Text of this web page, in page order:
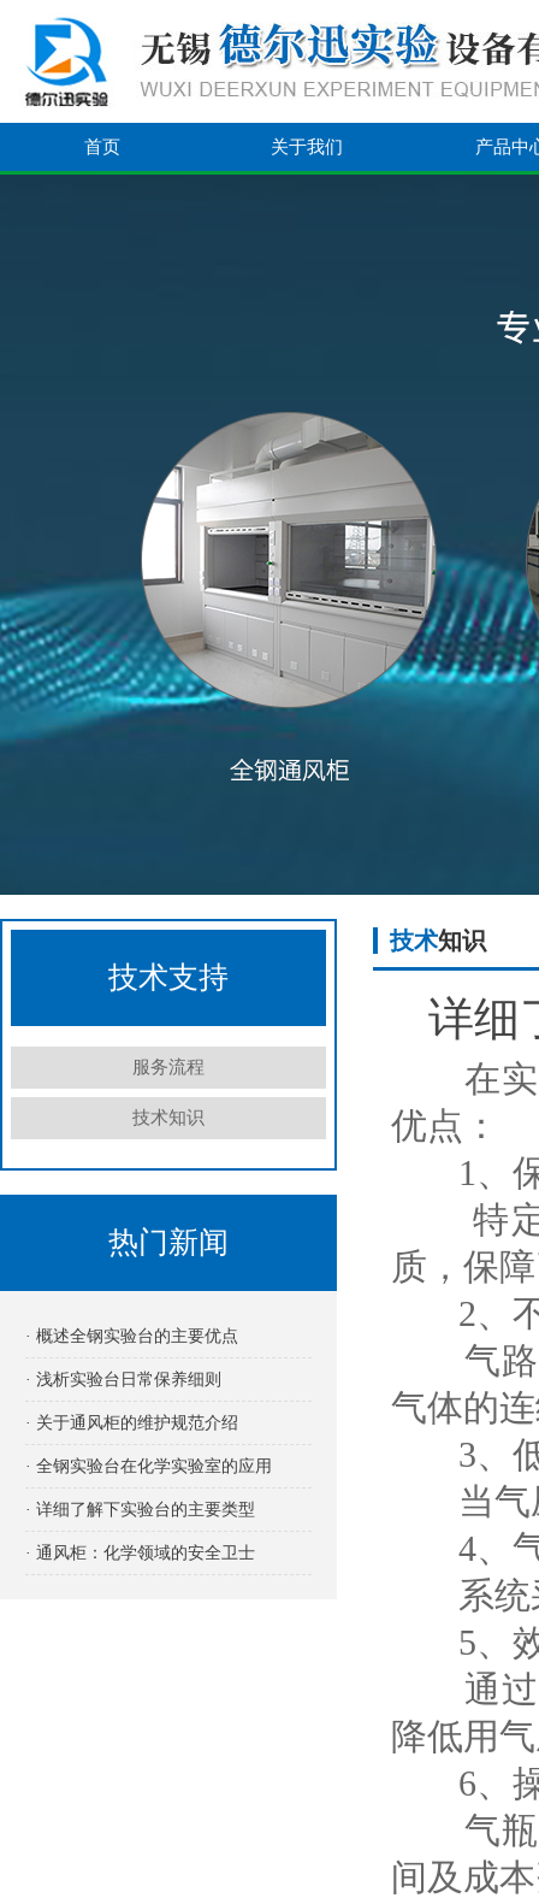
首页 关于我们 产品中
技术支持
服务流程
技术知识
热门新闻
· 概述全钢实验台的主要优点
· 浅析实验台日常保养细则
· 关于通风柜的维护规范介绍
· 全钢实验台在化学实验室的应用
· 详细了解下实验台的主要类型
· 通风柜：化学领域的安全卫士
技术知识
详细
在实验
优点：
1、保
特定
质，保
2、不
气路系
气体的
3、低
当气压
4、气
系统采
5、效
通过供
降低用
6、操
气瓶均
间及成